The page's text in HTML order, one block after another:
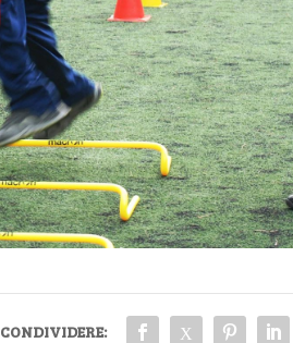
CONDIVIDERE: